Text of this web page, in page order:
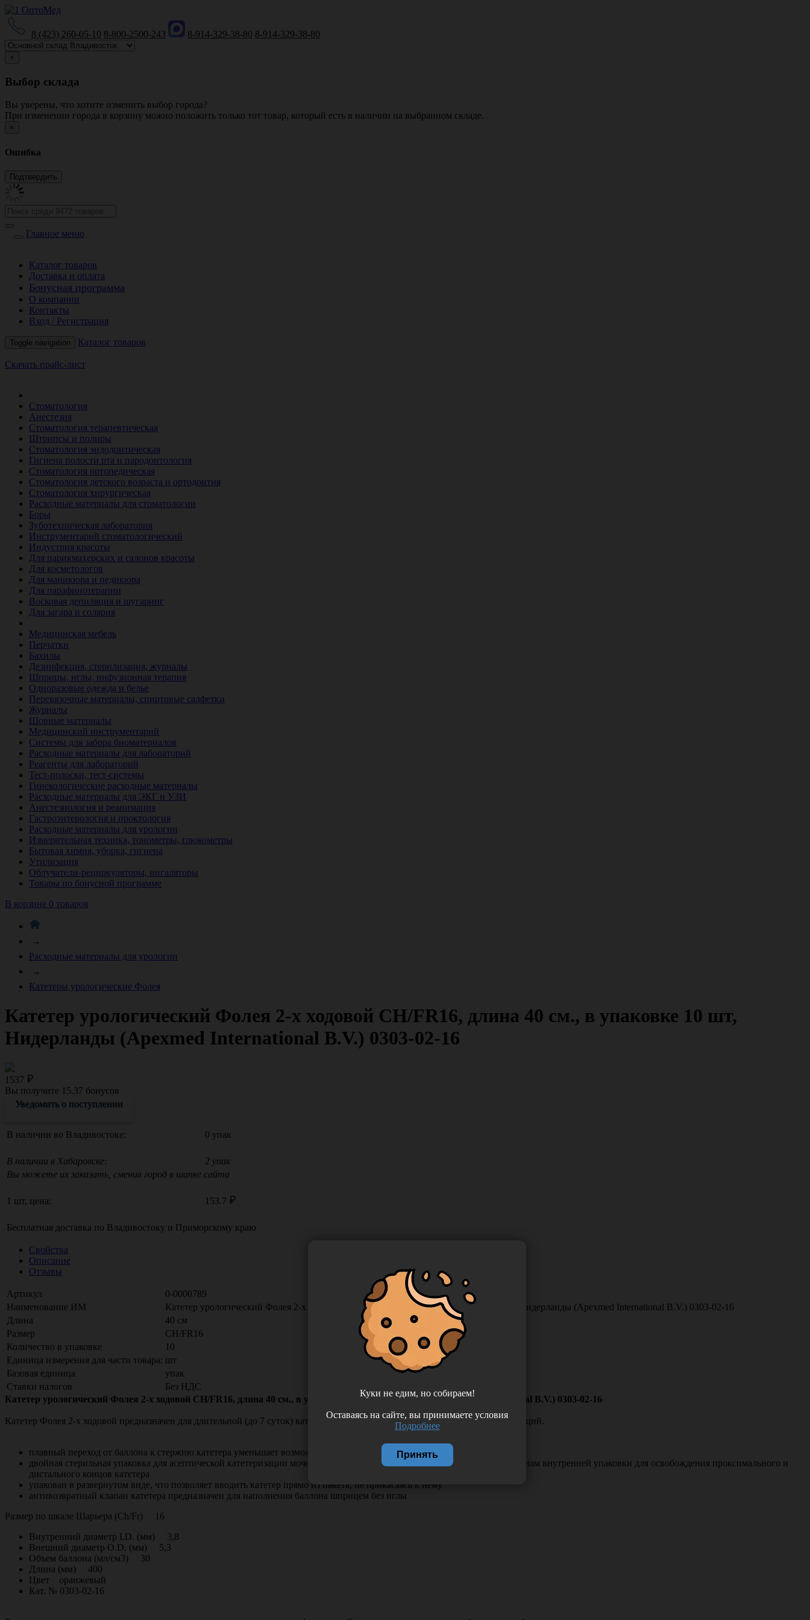
8 (423) 260-05-10 8-800-2500-243 8-914-329-38-80 8-914-329-38-80
×
Выбор склада
Вы уверены, что хотите изменить выбор города?
При изменении города в корзину можно положить только тот товар, который есть в наличии на выбранном складе.
×
Ошибка
Главное меню
Каталог товаров
Доставка и оплата
Бонусная программа
О компании
Контакты
Вход / Регистрация
Toggle navigation Каталог товаров
Скачать прайс-лист
Стоматология
Анестезия
Стоматология терапевтическая
Штрипсы и полиры
Стоматология эндодонтическая
Гигиена полости рта и пародонтология
Стоматология ортопедическая
Стоматология детского возраста и ортодонтия
Стоматология хирургическая
Расходные материалы для стоматологии
Боры
Зуботехническая лаборатория
Инструментарий стоматологический
Индустрия красоты
Для парикмахерских и салонов красоты
Для косметологов
Для маникюра и педикюра
Для парафинотерапии
Восковая депиляция и шугаринг
Для загара и солярия
Медицинская мебель
Перчатки
Бахилы
Дезинфекция, стерилизация, журналы
Шприцы, иглы, инфузионная терапия
Одноразовые одежда и белье
Перевязочные материалы, спиртовые салфетки
Журналы
Шовные материалы
Медицинский инструментарий
Системы для забора биоматериалов
Расходные материалы для лабораторий
Реагенты для лабораторий
Тест-полоски, тест-системы
Гинекологические расходные материалы
Расходные материалы для ЭКГ и УЗИ
Анестезиология и реанимация
Гастроэнтерология и проктология
Расходные материалы для урологии
Измерительная техника, тонометры, глюкометры
Бытовая химия, уборка, гигиена
Утилизация
Облучатели-рециркуляторы, ингаляторы
Товары по бонусной программе
В корзине 0 товаров
→
Расходные материалы для урологии
→
Катетеры урологические Фолея
Катетер урологический Фолея 2-х ходовой CH/FR16, длина 40 см., в упаковке 10 шт,
Нидерланды (Apexmed International B.V.) 0303-02-16
1537
Вы получите 15.37 бонусов
Уведомить о поступлении
В наличии во Владивостоке: 0 упак
В наличии в Хабаровске:
2 упак
Вы можете их заказать, сменив город в шапке сайта
1 шт, цена: 153.7
Бесплатная доставка по Владивостоку и Приморскому краю
Свойства
Описание
Отзывы
Артикул
0-0000789
Наименование ИМ
Катетер урологический Фолея 2-х ходовой CH/FR16, длина 40 см., в упаковке 10 шт, Нидерланды (Apexmed International B.V.) 0303-02-16
Длина
40 см
Размер
CH/FR16
Количество в упаковке
10
Единица измерения для части товара: шт
Базовая единица
упак
Ставки налогов
Без НДС
Катетер урологический Фолея 2-х ходовой CH/FR16, длина 40 см., в упаковке 10 шт, Нидерланды (Apexmed International B.V.) 0303-02-16
Катетер Фолея 2-х ходовой предназначен для длительной (до 7 суток) катетеризации мочевого пузыря и различных манипуляций.
плавный переход от баллона к стержню катетера уменьшает возможность возникновения травмы при катетеризации
двойная стерильная упаковка для асептической катетеризации мочевого пузыря, вертикальные насечки по обеим сторонам внутренней упаковки для освобождения проксимального и
дистального концов катетера
упакован в развернутом виде, что позволяет вводить катетер прямо из пакета, не прикасаясь к нему
антивозвратный клапан катетера предназначен для наполнения баллона шприцем без иглы
Размер по шкале Шарьера (Сh/Fr) 16
Внутренний диаметр I.D. (мм) 3,8
Внешний диаметр O.D. (мм) 5,3
Объем баллона (мл/см3) 30
Длина (мм) 400
Цвет оранжевый
Кат. № 0303-02-16
Куки не едим, но собираем!
Оставаясь на сайте, вы принимаете условия
Подробнее
Принять